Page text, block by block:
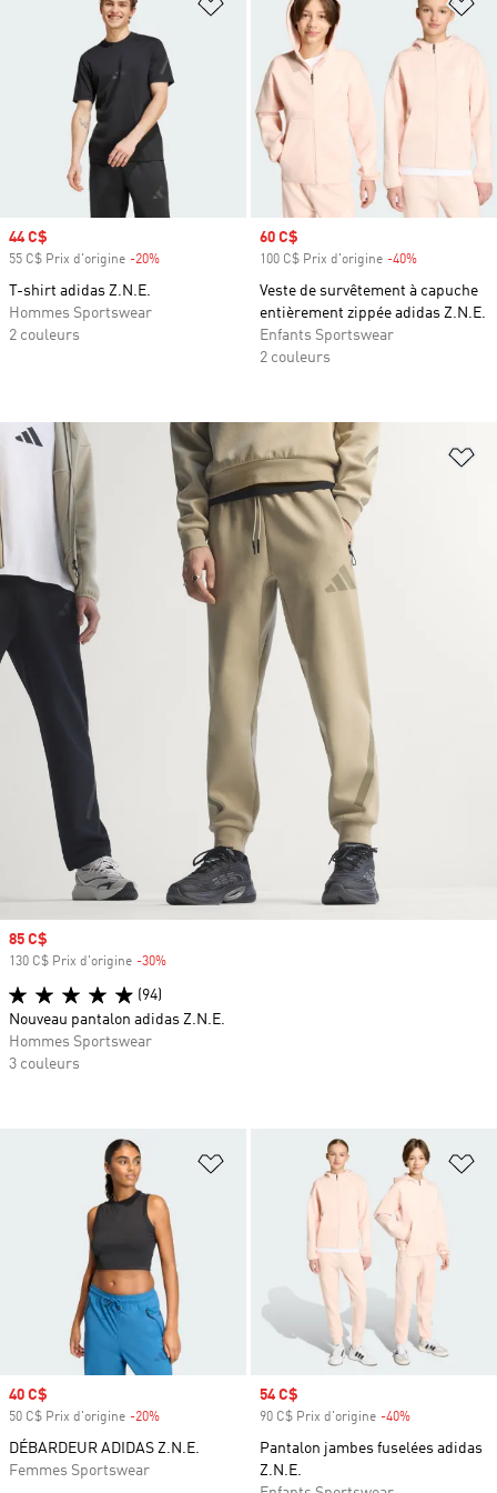
Prix soldé
44 C$
55 C$ Prix d'origine -20%
T-shirt adidas Z.N.E.
Hommes Sportswear
2 couleurs
Prix soldé
60 C$
100 C$ Prix d'origine -40%
Veste de survêtement à capuche
entièrement zippée adidas Z.N.E.
Enfants Sportswear
2 couleurs
Ajouter à la Liste de produits
Prix soldé
40 C$
50 C$ Prix d'origine -20%
DÉBARDEUR ADIDAS Z.N.E.
Femmes Sportswear
Prix soldé
54 C$
90 C$ Prix d'origine -40%
Pantalon jambes fuselées adidas
Z.N.E.
Prix soldé
85 C$
130 C$ Prix d'origine -30%
(94)
Nouveau pantalon adidas Z.N.E.
Hommes Sportswear
3 couleurs